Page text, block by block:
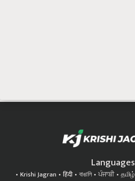
Languages
Krishi Jagran हिंदी বাঙালি ਪੰਜਾਬੀ தமிழ்